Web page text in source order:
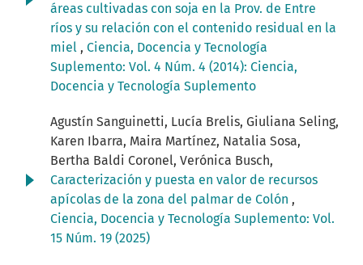
áreas cultivadas con soja en la Prov. de Entre
ríos y su relación con el contenido residual en la
miel , Ciencia, Docencia y Tecnología
Suplemento: Vol. 4 Núm. 4 (2014): Ciencia,
Docencia y Tecnología Suplemento
Agustín Sanguinetti, Lucía Brelis, Giuliana Seling,
Karen Ibarra, Maira Martínez, Natalia Sosa,
Bertha Baldi Coronel, Verónica Busch,
Caracterización y puesta en valor de recursos
apícolas de la zona del palmar de Colón ,
Ciencia, Docencia y Tecnología Suplemento: Vol.
15 Núm. 19 (2025)